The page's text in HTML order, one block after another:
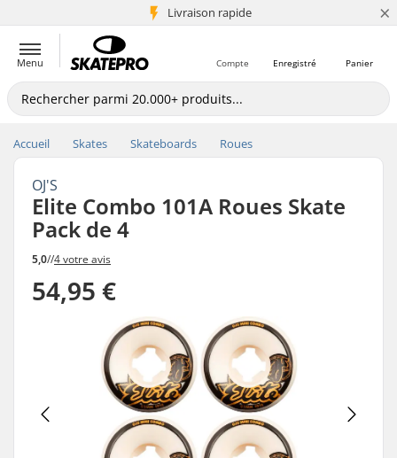
Livraison rapide
+5 mio de clients ×
Menu Panier
Enregistré
Compte
Accueil Skates Skateboards Roues
OJ'S
Elite Combo 101A Roues Skate
Pack de 4
5,0//4 votre avis
54,95 €